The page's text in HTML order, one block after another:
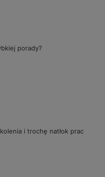
porady?
i trochę natłok prac